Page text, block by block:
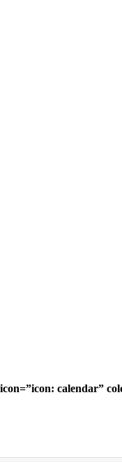
calendar”